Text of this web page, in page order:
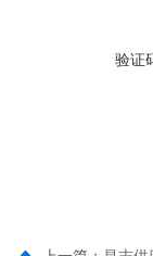
验证